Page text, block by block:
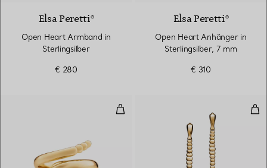
Elsa Peretti®
Open Heart Armband in
Sterlingsilber
€ 280
Elsa Peretti®
Open Heart Anhänger in
Sterlingsilber, 7 mm
€ 310
Schlangenring